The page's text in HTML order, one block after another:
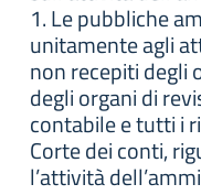
1. Le pubbliche
unitamente agli
non recepiti degli
degli organi di
contabile e tutti i
Corte dei conti,
l’attività